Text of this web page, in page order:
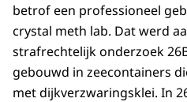
betrof een professioneel
crystal meth lab. Dat werd
strafrechtelijk onderzoek
gebouwd in zeecontainers
met dijkverzwaringsklei. In